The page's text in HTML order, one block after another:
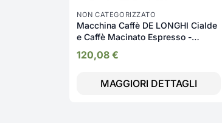
NON CATEGORIZZATO
Macchina Caffè DE LONGHI Cialde
e Caffè Macinato Espresso -
120,08 €
MAGGIORI DETTAGLI